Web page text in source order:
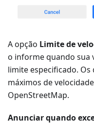
A opção Limite de
o informe quando sua
limite especificado.
máximos de
OpenStreetMap.
Anunciar quando